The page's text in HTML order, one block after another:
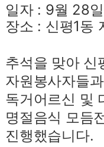
일자 : 9월 28
장소 : 신평1동
추석을 맞아 신
자원봉사자들
독거어르신 및
명절음식 모듬
진행했습니다.